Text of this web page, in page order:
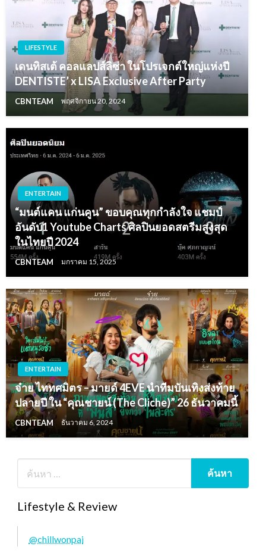
LIFESTYLE
เดนทิสเต้ คอลแลปส์ลิซ่า ในโปรเจกต์ใหญ่แห่งปี
DENTISTE’ x LISA Exclusive After Party
CBNTEAM พฤศจิกายน 20, 2024
ENTERTAIN
“มนต์แคน แก่นคูน” ขอบคุณทุกกำลังใจ แชมป์
อันดับ1 Youtube Charts ศิลปินยอดสตรีมสูงสุด
ในไทยปี 2024
CBNTEAM มกราคม 15, 2025
ENTERTAIN
จ๋าย ไททศมิตร – มายด์ 4EVE นำทีมบันเทิงส่งท้าย
ปลายปี ใน “คุณชายน์ (The Cliche)” 26 ธันวาคมนี้
CBNTEAM ธันวาคม 6, 2024
Lifestyle & Review
@chillwonpai